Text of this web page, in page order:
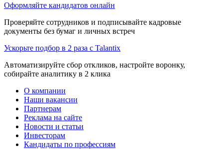
Оформляйте кандидатов онлайн
Проверяйте сотрудников и подписывайте кадровые
документы без бумаг и личных встреч
Ускорьте подбор в 2 раза с Talantix
Автоматизируйте сбор откликов, настройте воронку,
собирайте аналитику в 2 клика
О компании
Наши вакансии
Партнерам
Реклама на сайте
Новости и статьи
Инвесторам
Кандидаты по профессиям